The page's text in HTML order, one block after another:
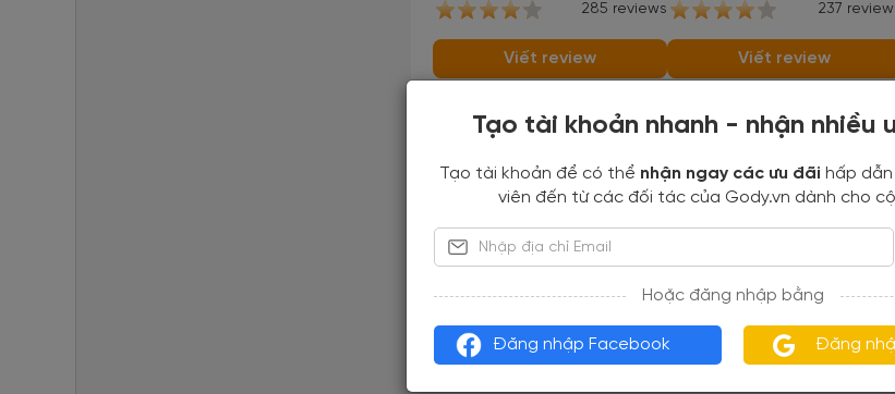
285 reviews
Viết review
237
Viết review
Khu vườn phía đông Ang Mo Kio là một công viên
sau Ga tàu điện ngầm Ang Mo Kio. Công viên
động sản cao su, do đó công viên có những lùm
nhục đậu khấu và quế.
Reviews
Tạo tài khoản nhanh - nhận nhiều
Tạo tài khoản để có thể nhận ngay các ưu đãi hấp
viên đến từ các đối tác của Gody.vn dành cho
Hoặc đăng nhập bằng
Đăng nhập Facebook Đăng